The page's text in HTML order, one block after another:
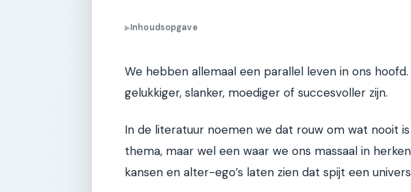
▶Inhoudsopgave
We hebben allemaal een parallel leven in ons
gelukkiger, slanker, moediger of succesvoller zijn.
In de literatuur noemen we dat rouw om wat nooit
thema, maar wel een waar we ons massaal in
kansen en alter-ego’s laten zien dat spijt een